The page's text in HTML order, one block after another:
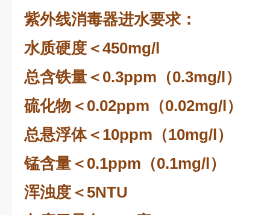
紫外线消毒器进水要求：
水质硬度＜450mg/l
总含铁量＜0.3ppm（0.3mg/l）
硫化物＜0.02ppm（0.02mg/l）
总悬浮体＜10ppm（10mg/l）
锰含量＜0.1ppm（0.1mg/l）
浑浊度＜5NTU